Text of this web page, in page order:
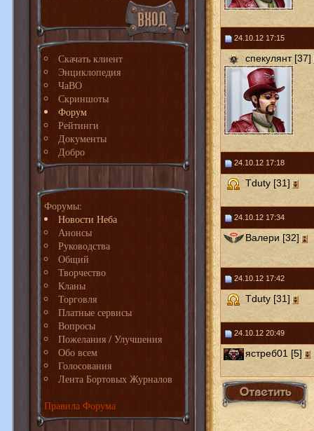
Скачать клиент
Энциклопедия
ЧаВО
Скриншоты
Форум
Рейтинги
Документы
Добро
Форумы:
Новости Неба
Анонсы
Руководства
Общий
Творчество
Кланы
Торговля
Платные сервисы
Вопросы
Пожелания / Улучшения
Обо всем
Голосования
Лента Бортовых Журналов
Правила Форума
24.10.12 17:15
спекулянт [37]
24.10.12 17:18
Tduty [31]
24.10.12 17:34
Валери [32]
24.10.12 17:42
Tduty [31]
24.10.12 20:49
ястреб01 [5]